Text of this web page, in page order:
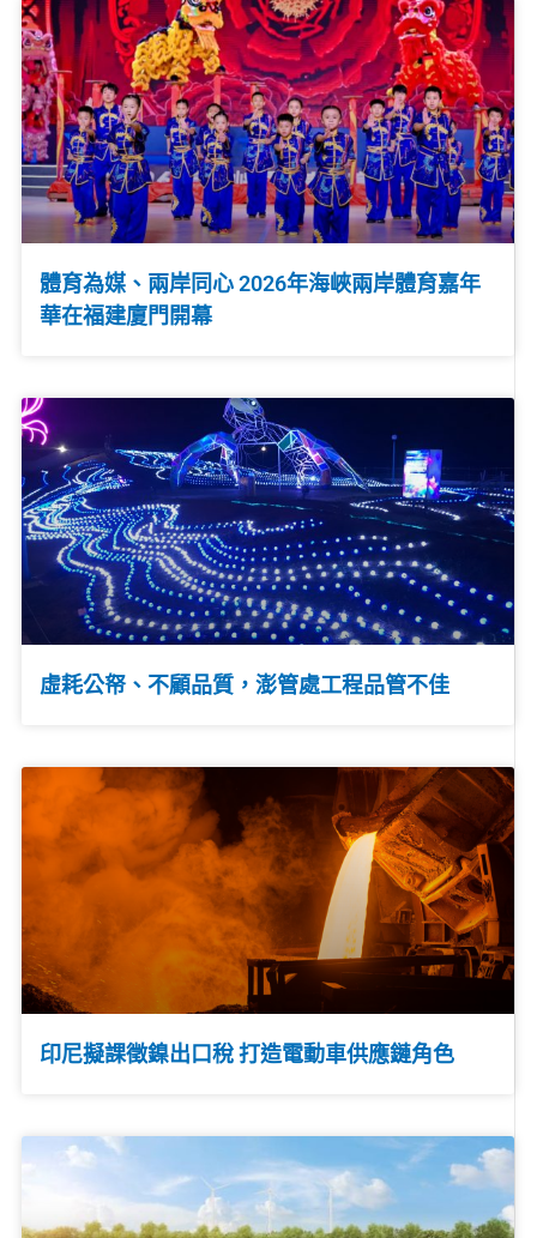
體育為媒、兩岸同心 2026年海峽兩岸體育嘉年
華在福建廈門開幕
虛耗公帑、不顧品質，澎管處工程品管不佳
印尼擬課徵鎳出口稅 打造電動車供應鏈角色